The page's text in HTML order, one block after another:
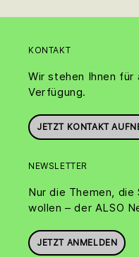
KONTAKT
Wir stehen Ihnen für
Verfügung.
JETZT KONTAKT
NEWSLETTER
Nur die Themen, die
wollen – der ALSO
JETZT ANMELDEN